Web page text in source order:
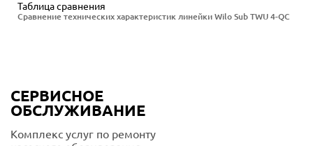
Сравнение технических характеристик линейки Wilo Sub TWU 4-QC
Таблица сравнения
СЕРВИСНОЕ
ОБСЛУЖИВАНИЕ
Комплекс услуг по ремонту